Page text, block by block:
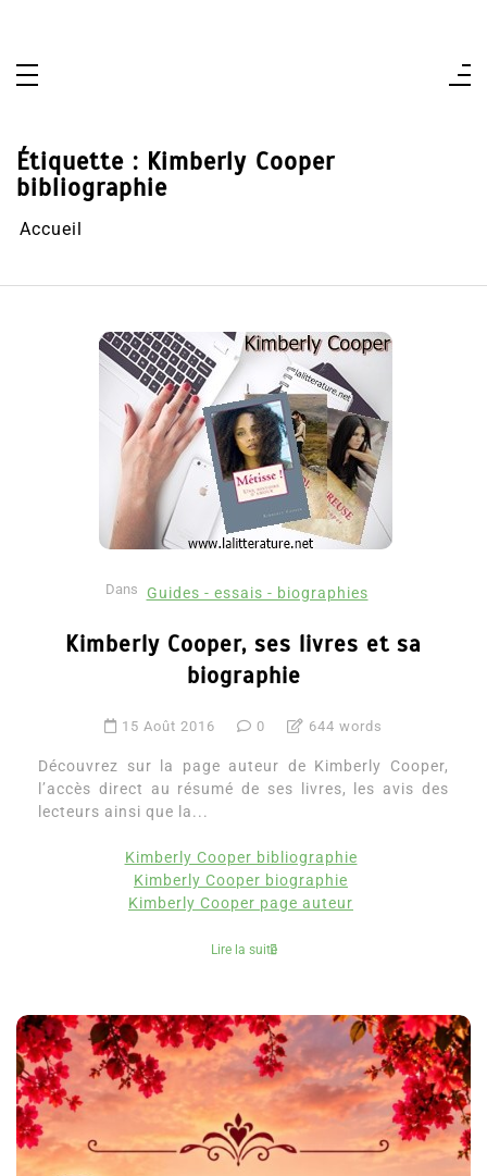
Étiquette : Kimberly Cooper
bibliographie
Accueil
Dans Guides - essais - biographies
Kimberly Cooper, ses livres et sa
biographie
15 Août 2016 0 644 words
Découvrez sur la page auteur de Kimberly Cooper,
l’accès direct au résumé de ses livres, les avis des
lecteurs ainsi que la...
Kimberly Cooper bibliographie
Kimberly Cooper biographie
Kimberly Cooper page auteur
Lire la suite